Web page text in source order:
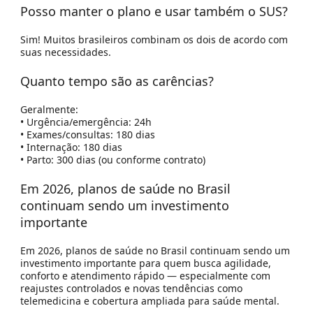
Posso manter o plano e usar também o SUS?
Sim! Muitos brasileiros combinam os dois de acordo com
suas necessidades.
Quanto tempo são as carências?
Geralmente:
• Urgência/emergência: 24h
• Exames/consultas: 180 dias
• Internação: 180 dias
• Parto: 300 dias (ou conforme contrato)
Em 2026, planos de saúde no Brasil
continuam sendo um investimento
importante
Em 2026, planos de saúde no Brasil continuam sendo um
investimento importante para quem busca agilidade,
conforto e atendimento rápido— especialmente com
reajustes controlados e novas tendências como
telemedicina e cobertura ampliada para saúde mental.